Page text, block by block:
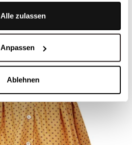
Alle zulassen
Anpassen
Ablehnen